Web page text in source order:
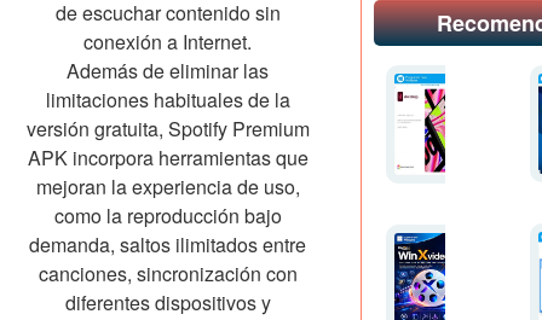
de escuchar contenido sin
conexión a Internet.
Además de eliminar las
limitaciones habituales de la
versión gratuita, Spotify Premium
APK incorpora herramientas que
mejoran la experiencia de uso,
como la reproducción bajo
demanda, saltos ilimitados entre
canciones, sincronización con
diferentes dispositivos y